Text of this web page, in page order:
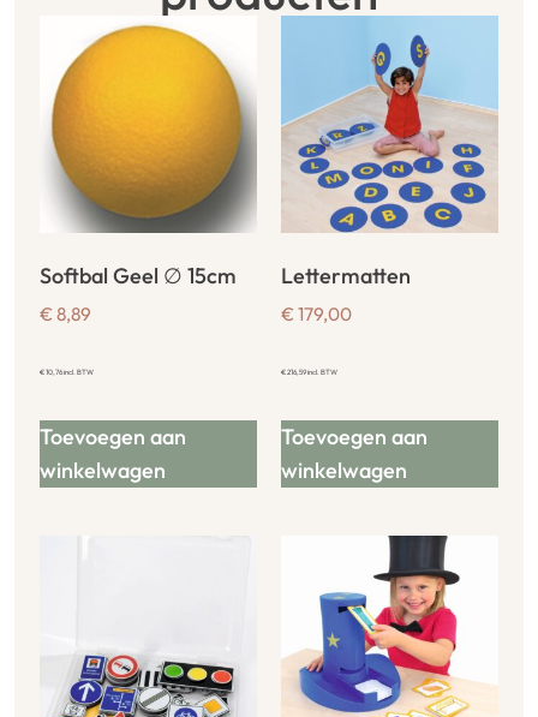
Softbal Geel ∅ 15cm
€ 8,89
€10,76incl. BTW
Toevoegen aan
winkelwagen
Lettermatten
€ 179,00
€216,59incl. BTW
Toevoegen aan
winkelwagen